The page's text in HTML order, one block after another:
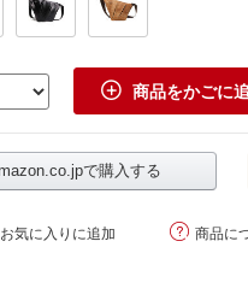
 商品をかごに
で購入する
気に入りに追加  商品に